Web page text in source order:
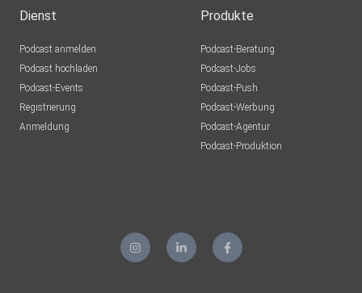
Dienst
Podcast anmelden
Podcast hochladen
Podcast-Events
Registrierung
Anmeldung
Produkte
Podcast-Beratung
Podcast-Jobs
Podcast-Push
Podcast-Werbung
Podcast-Agentur
Podcast-Produktion